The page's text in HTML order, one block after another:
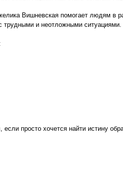
Вишневская помогает людям в
трудными и неотложными ситуациями.
просто хочется найти истину